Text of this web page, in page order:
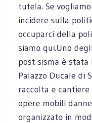
tutela. Se
incidere sulla
occuparci della
siamo qui.Uno
post-sisma è
Palazzo Ducale di
raccolta e
opere mobili
organizzato in